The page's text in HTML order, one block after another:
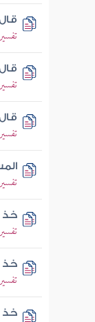
خذ
خذ
خذ